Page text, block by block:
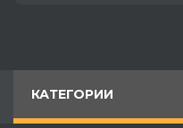
КАТЕГОРИИ